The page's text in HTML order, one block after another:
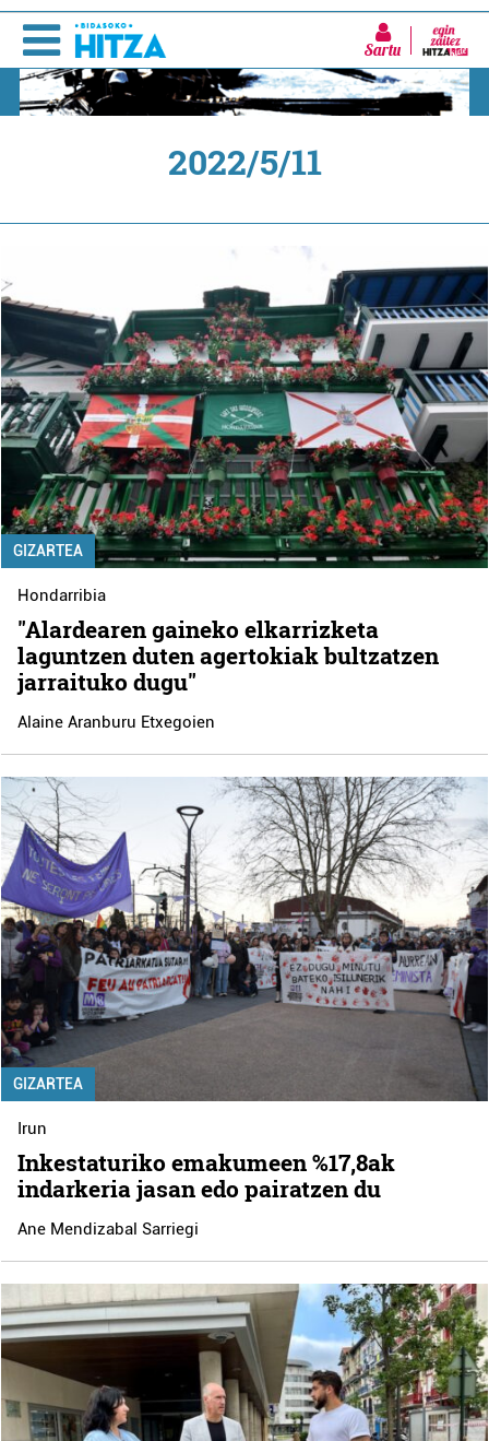
Sartu
2022/5/11
GIZARTEA
Hondarribia
"Alardearen gaineko elkarrizketa
laguntzen duten agertokiak bultzatzen
jarraituko dugu"
Alaine Aranburu Etxegoien
GIZARTEA
Irun
Inkestaturiko emakumeen %17,8ak
indarkeria jasan edo pairatzen du
Ane Mendizabal Sarriegi